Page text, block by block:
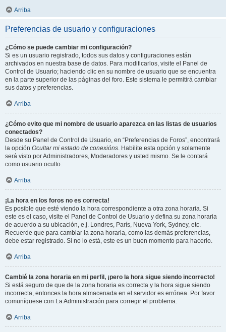
Arriba
Preferencias de usuario y configuraciones
¿Cómo se puede cambiar mi configuración?
Si es un usuario registrado, todos sus datos y configuraciones están
archivados en nuestra base de datos. Para modificarlos, visite el Panel de
Control de Usuario; haciendo clic en su nombre de usuario que se encuentra
en la parte superior de las páginas del foro. Este sistema le permitirá cambiar
sus datos y preferencias.
Arriba
¿Cómo evito que mi nombre de usuario aparezca en las listas de usuarios
conectados?
Desde su Panel de Control de Usuario, en “Preferencias de Foros”, encontrará
la opción Ocultar mi estado de conexións. Habilite esta opción y solamente
será visto por Administradores, Moderadores y usted mismo. Se le contará
como usuario oculto.
Arriba
¡La hora en los foros no es correcta!
Es posible que esté viendo la hora correspondiente a otra zona horaria. Si
este es el caso, visite el Panel de Control de Usuario y defina su zona horaria
de acuerdo a su ubicación, e.j. Londres, París, Nueva York, Sydney, etc.
Recuerde que para cambiar la zona horaria, como las demás preferencias,
debe estar registrado. Si no lo está, este es un buen momento para hacerlo.
Arriba
Cambié la zona horaria en mi perfil, ¡pero la hora sigue siendo incorrecto!
Si está seguro de que de la zona horaria es correcta y la hora sigue siendo
incorrecta, entonces la hora almacenada en el servidor es errónea. Por favor
comuníquese con La Administración para corregir el problema.
Arriba